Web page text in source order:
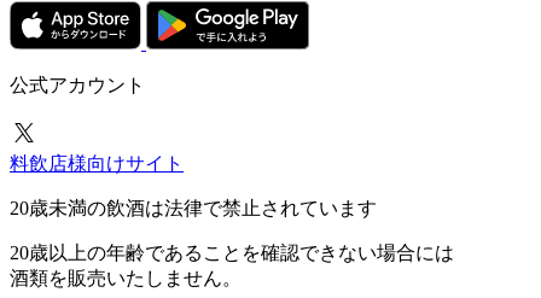
公式アカウント
料飲店様向けサイト
20歳未満の飲酒は法律で禁止されています
20歳以上の年齢であることを確認できない場合には
酒類を販売いたしません。